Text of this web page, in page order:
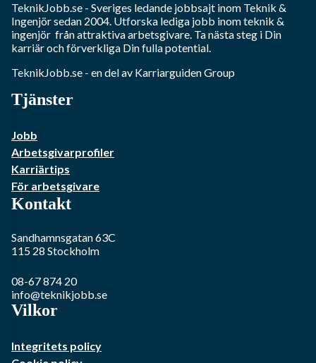
TeknikJobb.se - Sveriges ledande jobbsajt inom Teknik &
Ingenjörsedan 2004. Utforska lediga jobb inomteknik &
ingenjör från attraktiva arbetsgivare. Ta nästa steg i Din
karriär och förverkliga Din fulla potential.
TeknikJobb.se - en del av Karriarguiden Group
Tjänster
Jobb
Arbetsgivarprofiler
Karriärtips
För arbetsgivare
Kontakt
Sandhamnsgatan 63C
115 28 Stockholm
08-67 874 20
info@teknikjobb.se
Vilkor
Integritets policy